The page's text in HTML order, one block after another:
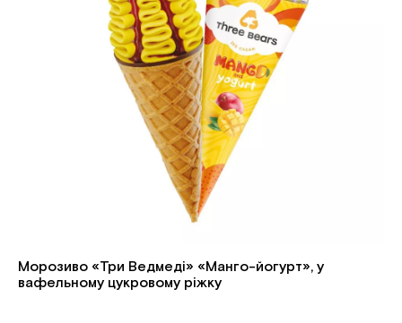
Морозиво «Три Ведмеді» «Манго-йогурт», у
вафельному цукровому ріжку